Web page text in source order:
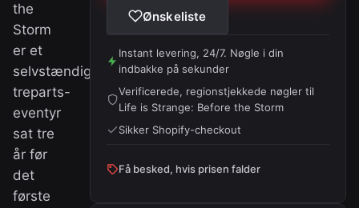
the
Storm
er et
selvstændigt
treparts-
eventyr
sat tre
år før
det
første
Ønskeliste
Instant levering, 24/7. Nøgle i din
indbakke på sekunder
Verificerede, regionstjekkede nøgler til
Life is Strange: Before the Storm
Sikker Shopify-checkout
Få besked, hvis prisen falder